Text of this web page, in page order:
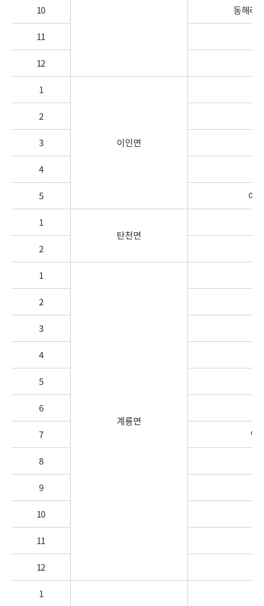
10 동해리
11
12
1
이인면
2
3
4
5 이
1
탄천면
2
1
계룡면
2
3
4
5
6
7 영
8
9
10
11
12
1